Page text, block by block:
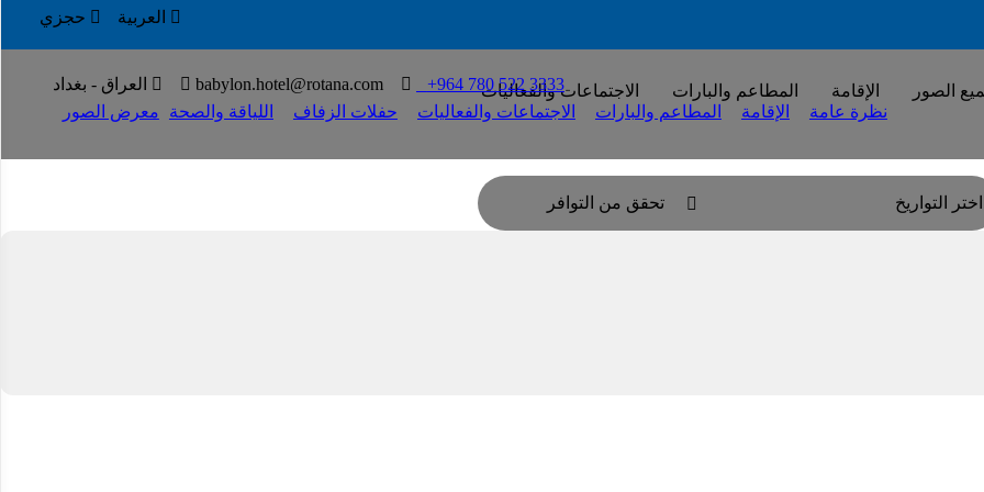
 العربية  حجزي
 +964 780 522 3333
 babylon.hotel@rotana.com

العراق - بغداد
نظرة عامة
الإقامة المطاعم والبارات الاجتماعات والفعاليات حفلات الزفاف اللياقة والصحة معرض الصور
اختر التواريخ  تحقق من التوافر
الصور الإقامة المطاعم والبارات الاجتماعات والفعاليات